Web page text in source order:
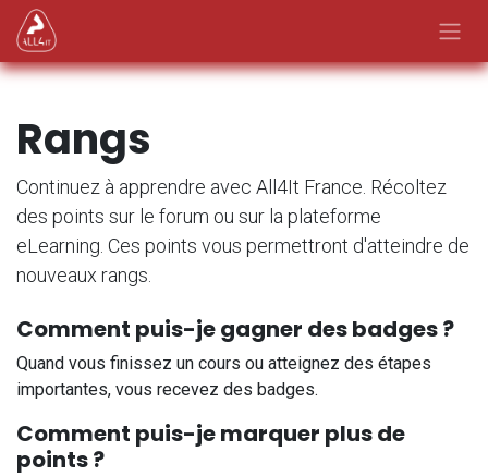
Se rendre au contenu
Rangs
Continuez à apprendre avec All4It France. Récoltez
des points sur le forum ou sur la plateforme
eLearning. Ces points vous permettront d'atteindre de
nouveaux rangs.
Comment puis-je gagner des badges ?
Quand vous finissez un cours ou atteignez des étapes
importantes, vous recevez des badges.
Comment puis-je marquer plus de
points ?